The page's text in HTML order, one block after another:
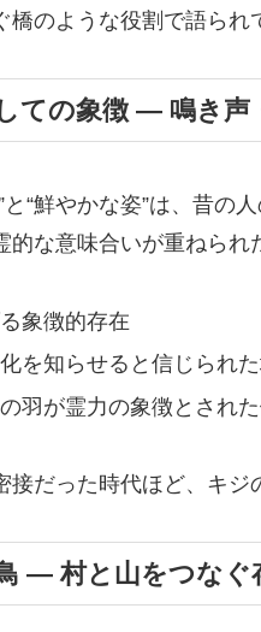
橋のような役割で語られ
ての象徴 ― 鳴き声
と“鮮やかな姿”は、昔の
的な意味合いが重ねられ
象徴的存在
を知らせると信じられ
羽が霊力の象徴とされ
接だった時代ほど、キジ
― 村と山をつなぐ